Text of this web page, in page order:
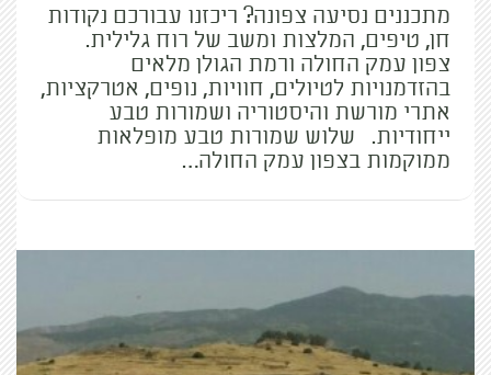
מתכננים נסיעה צפונה? ריכזנו עבורכם נקודות
חן, טיפים, המלצות ומשב של רוח גלילית.
צפון עמק החולה ורמת הגולן מלאים
בהזדמנויות לטיולים, חוויות, נופים, אטרקציות,
אתרי מורשת והיסטוריה ושמורות טבע
ייחודיות. שלוש שמורות טבע מופלאות
ממוקמות בצפון עמק החולה…